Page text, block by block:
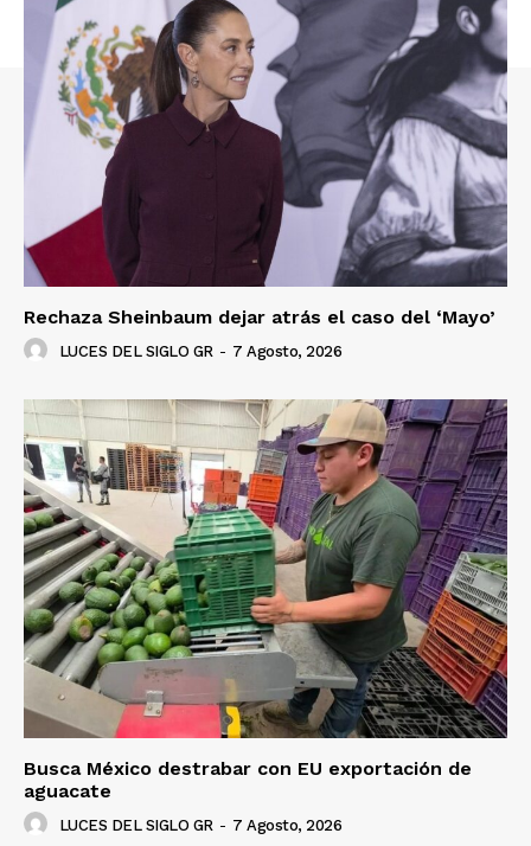
Rechaza Sheinbaum dejar atrás el caso del ‘Mayo’
LUCES DEL SIGLO GR - 7 Agosto, 2026
Busca México destrabar con EU exportación de
aguacate
LUCES DEL SIGLO GR - 7 Agosto, 2026